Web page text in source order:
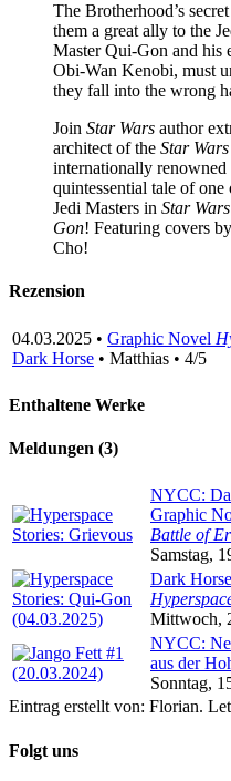
The Brotherhood’s
them a great ally to the
Master Qui-Gon and his
Obi-Wan Kenobi, must
they fall into the wrong
Join Star Wars author
architect of the Star
internationally
quintessential tale of
Jedi Masters in Star
Gon! Featuring covers
Cho!
Rezension
04.03.2025 • Graphic Novel
Dark Horse • Matthias • 4/5
Enthaltene Werke
Meldungen (3)
NYCC:
Graphic
Battle of
Samstag,
Dark
Mittwoch,
NYCC:
aus der
Sonntag,
Eintrag erstellt von: Florian.
Folgt uns